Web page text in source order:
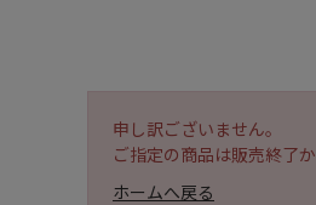
申し訳ございません。
ご指定の商品は販売終了
ホームへ戻る